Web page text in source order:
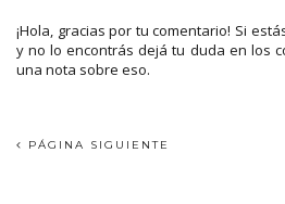
¡Hola, gracias por tu comentario! Si
y no lo encontrás dejá tu duda en los
una nota sobre eso.
PÁGINA SIGUIENTE